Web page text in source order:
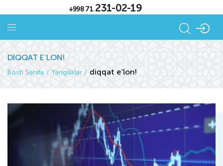
+998 71231-02-19
DIQQAT E’LON!
Bosh Sahifa Yangiliklar diqqat e’lon!